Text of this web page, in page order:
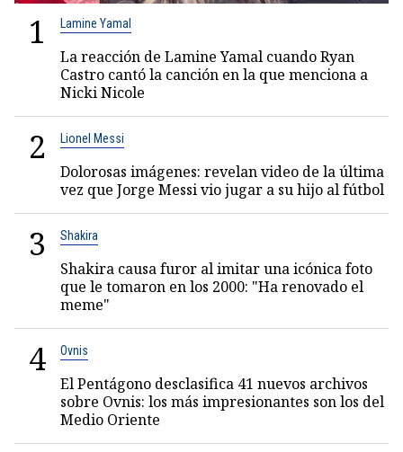
1 Lamine Yamal
La reacción de Lamine Yamal cuando Ryan
Castro cantó la canción en la que menciona a
Nicki Nicole
2 Lionel Messi
Dolorosas imágenes: revelan video de la última
vez que Jorge Messi vio jugar a su hijo al fútbol
3 Shakira
Shakira causa furor al imitar una icónica foto
que le tomaron en los 2000: "Ha renovado el
meme"
4 Ovnis
El Pentágono desclasifica 41 nuevos archivos
sobre Ovnis: los más impresionantes son los del
Medio Oriente